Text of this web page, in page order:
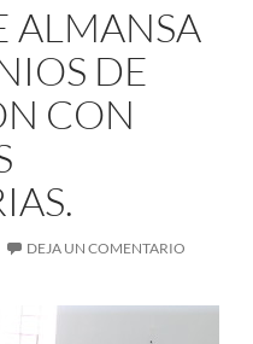
ALMANSA
DE
CON
DEJA UN COMENTARIO